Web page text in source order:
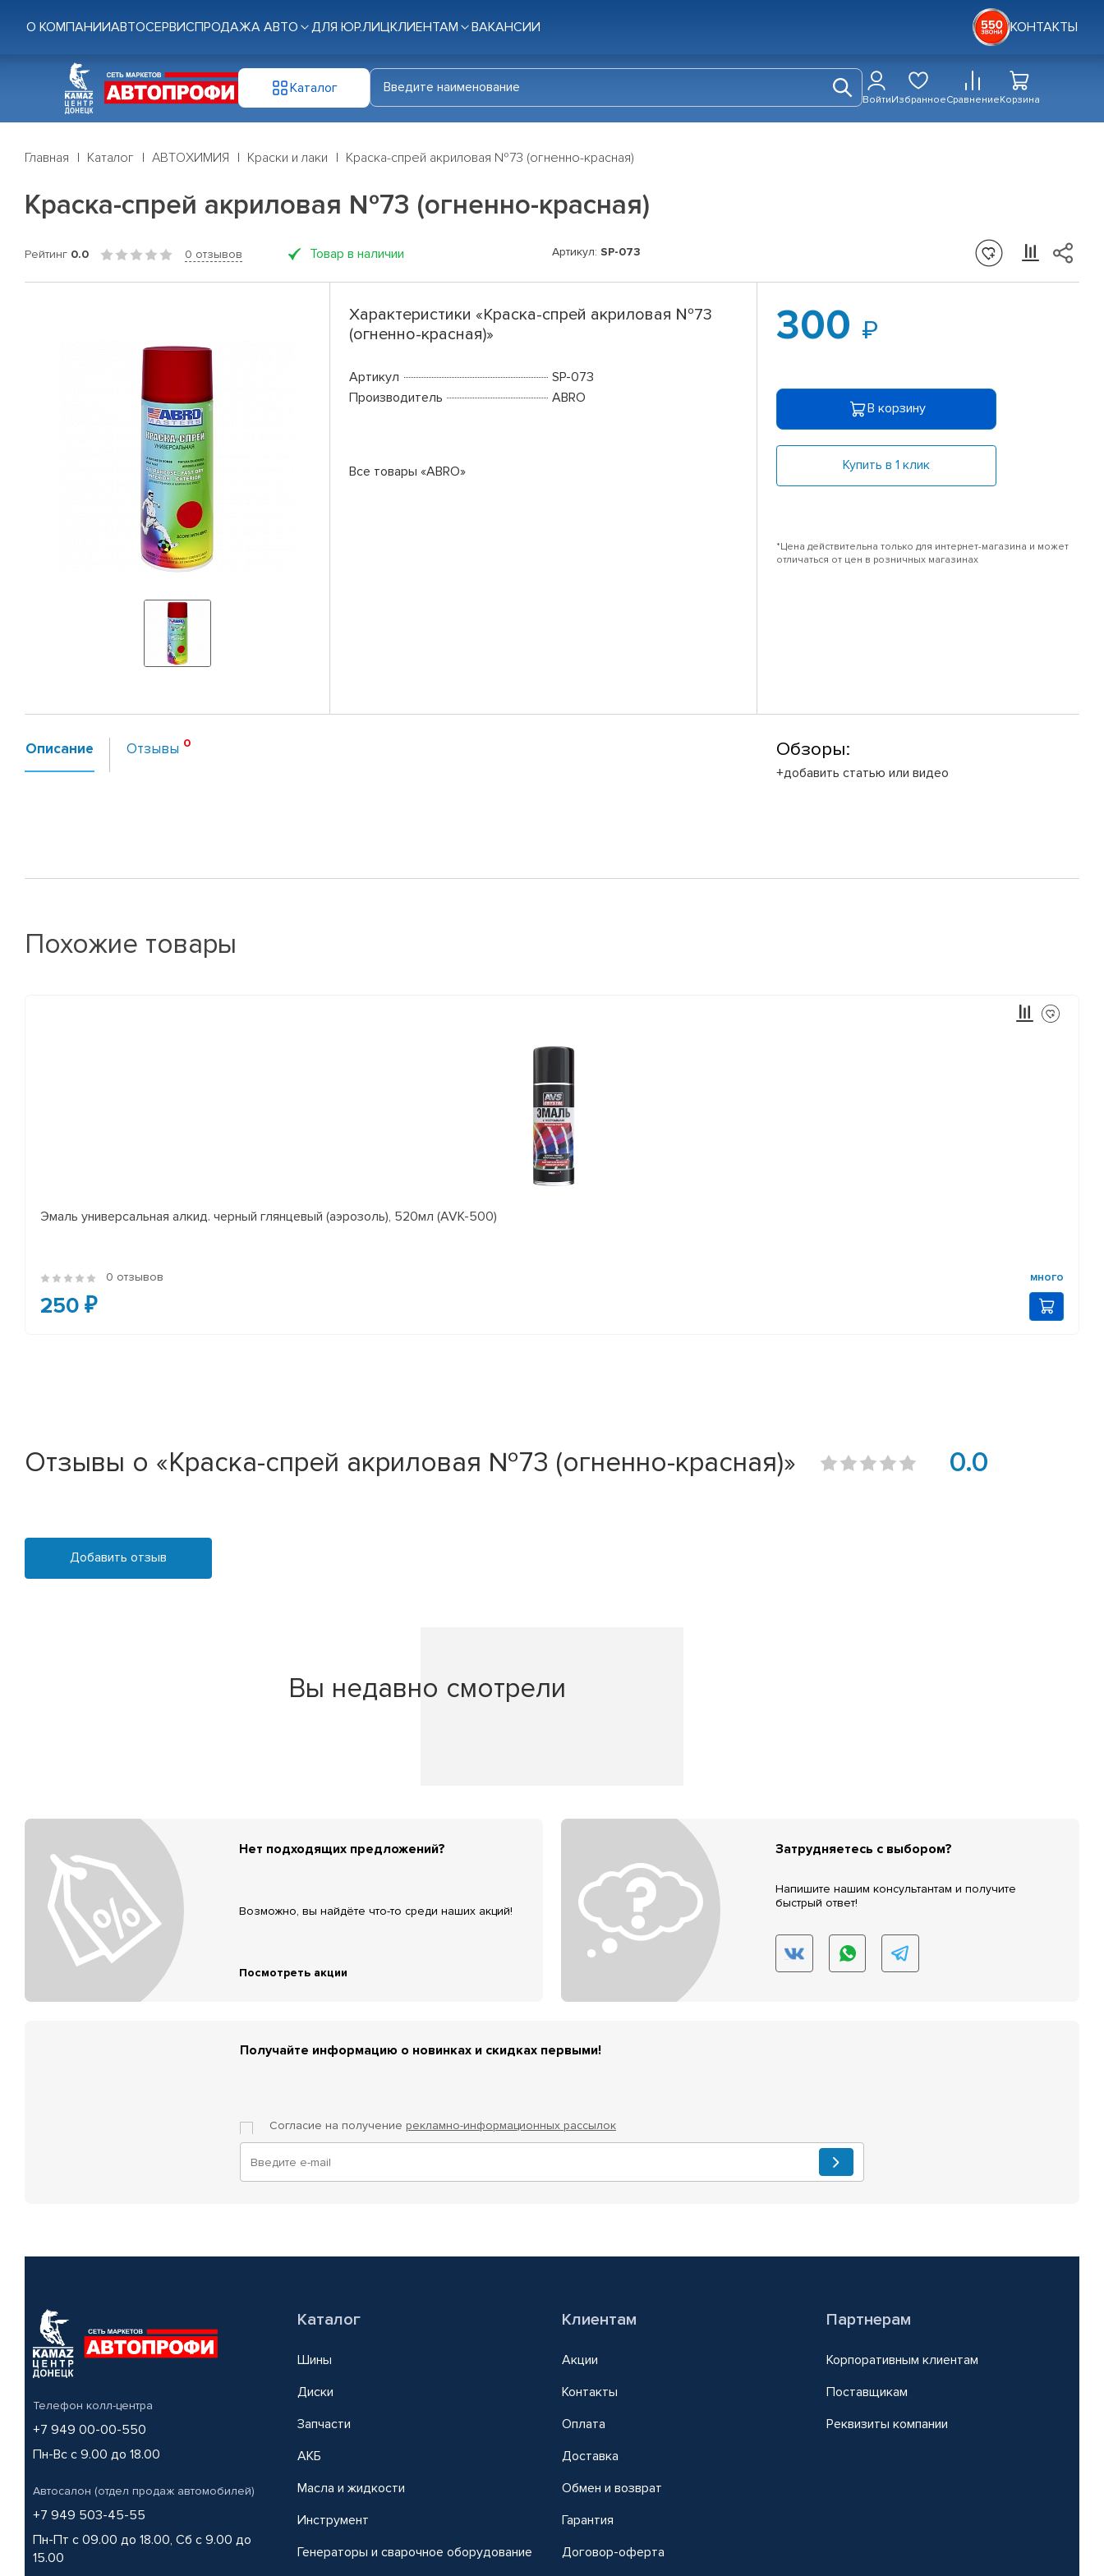
О КОМПАНИИАВТОСЕРВИСПРОДАЖА АВТО ДЛЯ ЮР.ЛИЦКЛИЕНТАМ ВАКАНСИИ КОНТАКТЫ
Каталог
ВойтиИзбранноеСравнениеКорзина
Главная Каталог АВТОХИМИЯ Краски и лаки Краска-спрей акриловая №73 (огненно-красная)
Краска-спрей акриловая №73 (огненно-красная)
Рейтинг 0.0 0 отзывов Товар в наличии Артикул: SP-073
Характеристики «Краска-спрей акриловая №73
(огненно-красная)»
Артикул
SP-073
Производитель
ABRO
Все товары «ABRO»
300
В корзину
Купить в 1 клик
*Цена действительна только для интернет-магазина и может
отличаться от цен в розничных магазинах
Описание Отзывы Обзоры:
+добавить статью или видео
Похожие товары
Эмаль универсальная алкид. черный глянцевый (аэрозоль), 520мл (AVK-500)
0 отзывов много
250 ₽
Отзывы о «Краска-спрей акриловая №73 (огненно-красная)» 0.0
Добавить отзыв
Вы недавно смотрели
Нет подходящих предложений?
Возможно, вы найдёте что-то среди наших акций!
Посмотреть акции
Затрудняетесь с выбором?
Напишите нашим консультантам и получите
быстрый ответ!
Получайте информацию о новинках и скидках первыми!
Согласие на получение рекламно-информационных рассылок
Телефон колл-центра
+7 949 00-00-550
Пн-Вс с 9.00 до 18.00
Автосалон (отдел продаж автомобилей)
+7 949 503-45-55
Пн-Пт с 09.00 до 18.00, Сб с 9.00 до
15.00
Каталог
Шины
Диски
Запчасти
АКБ
Масла и жидкости
Инструмент
Генераторы и сварочное оборудование
Клиентам
Акции
Контакты
Оплата
Доставка
Обмен и возврат
Гарантия
Договор-оферта
Партнерам
Корпоративным клиентам
Поставщикам
Реквизиты компании